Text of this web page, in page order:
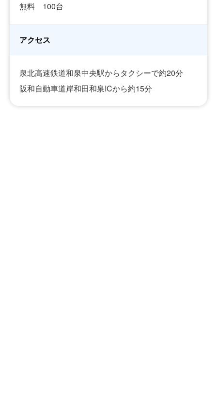
無料 100台
アクセス
泉北高速鉄道和泉中央駅からタクシーで約20分
阪和自動車道岸和田和泉ICから約15分